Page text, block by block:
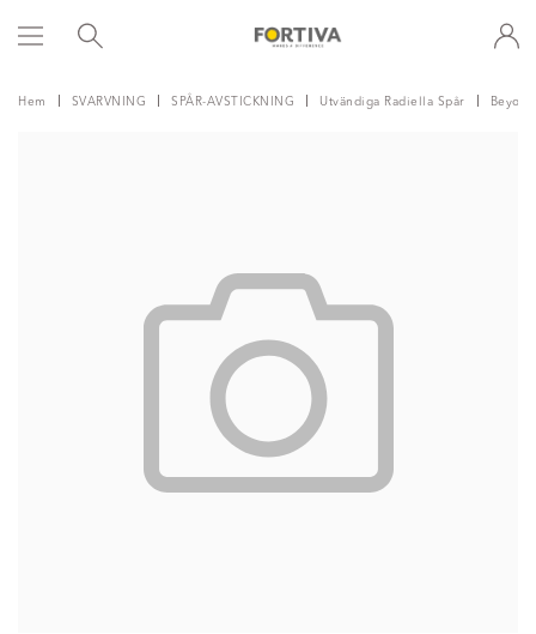
Hem SVARVNING SPÅR-AVSTICKNING Utvändiga Radiella Spår